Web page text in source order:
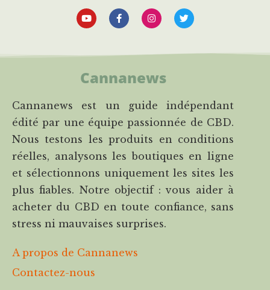
Cannanews
Cannanews est un guide indépendant
édité par une équipe passionnée de CBD.
Nous testons les produits en conditions
réelles, analysons les boutiques en ligne
et sélectionnons uniquement les sites les
plus fiables. Notre objectif : vous aider à
acheter du CBD en toute confiance, sans
stress ni mauvaises surprises.
A propos de Cannanews
Contactez-nous